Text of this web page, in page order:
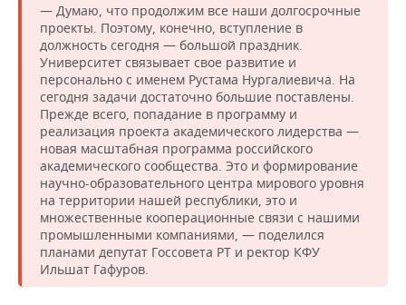
— Думаю, что продолжим все наши долгосрочные
проекты. Поэтому, конечно, вступление в
должность сегодня — большой праздник.
Университет связывает свое развитие и
персонально с именем Рустама Нургалиевича. На
сегодня задачи достаточно большие поставлены.
Прежде всего, попадание в программу и
реализация проекта академического лидерства —
новая масштабная программа российского
академического сообщества. Это и формирование
научно-образовательного центра мирового уровня
на территории нашей республики, это и
множественные кооперационные связи с нашими
промышленными компаниями, — поделился
планами депутат Госсовета РТ и ректор КФУ
Ильшат Гафуров.